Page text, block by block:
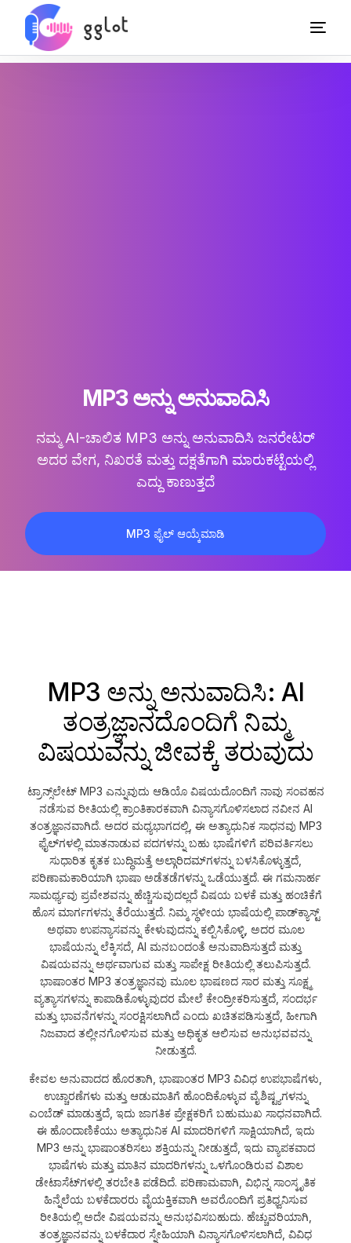
MP3 ಅನ್ನು ಅನುವಾದಿಸಿ
ನಮ್ಮ AI-ಚಾಲಿತ MP3 ಅನ್ನು ಅನುವಾದಿಸಿ ಜನರೇಟರ್
ಅದರ ವೇಗ, ನಿಖರತೆ ಮತ್ತು ದಕ್ಷತೆಗಾಗಿ ಮಾರುಕಟ್ಟೆಯಲ್ಲಿ
ಎದ್ದು ಕಾಣುತ್ತದೆ
MP3 ಫೈಲ್ ಆಯ್ಕೆಮಾಡಿ
MP3 ಅನ್ನು ಅನುವಾದಿಸಿ: AI
ತಂತ್ರಜ್ಞಾನದೊಂದಿಗೆ ನಿಮ್ಮ
ವಿಷಯವನ್ನು ಜೀವಕ್ಕೆ ತರುವುದು
ಟ್ರಾನ್ಸ್‌ಲೇಟ್ MP3 ಎನ್ನುವುದು ಆಡಿಯೊ ವಿಷಯದೊಂದಿಗೆ ನಾವು ಸಂವಹನ
ನಡೆಸುವ ರೀತಿಯಲ್ಲಿ ಕ್ರಾಂತಿಕಾರಕವಾಗಿ ವಿನ್ಯಾಸಗೊಳಿಸಲಾದ ನವೀನ AI
ತಂತ್ರಜ್ಞಾನವಾಗಿದೆ. ಅದರ ಮಧ್ಯಭಾಗದಲ್ಲಿ, ಈ ಅತ್ಯಾಧುನಿಕ ಸಾಧನವು MP3
ಫೈಲ್‌ಗಳಲ್ಲಿ ಮಾತನಾಡುವ ಪದಗಳನ್ನು ಬಹು ಭಾಷೆಗಳಿಗೆ ಪರಿವರ್ತಿಸಲು
ಸುಧಾರಿತ ಕೃತಕ ಬುದ್ಧಿಮತ್ತೆ ಅಲ್ಗಾರಿದಮ್‌ಗಳನ್ನು ಬಳಸಿಕೊಳ್ಳುತ್ತದೆ,
ಪರಿಣಾಮಕಾರಿಯಾಗಿ ಭಾಷಾ ಅಡೆತಡೆಗಳನ್ನು ಒಡೆಯುತ್ತದೆ. ಈ ಗಮನಾರ್ಹ
ಸಾಮರ್ಥ್ಯವು ಪ್ರವೇಶವನ್ನು ಹೆಚ್ಚಿಸುವುದಲ್ಲದೆ ವಿಷಯ ಬಳಕೆ ಮತ್ತು ಹಂಚಿಕೆಗೆ
ಹೊಸ ಮಾರ್ಗಗಳನ್ನು ತೆರೆಯುತ್ತದೆ. ನಿಮ್ಮ ಸ್ಥಳೀಯ ಭಾಷೆಯಲ್ಲಿ ಪಾಡ್‌ಕ್ಯಾಸ್ಟ್
ಅಥವಾ ಉಪನ್ಯಾಸವನ್ನು ಕೇಳುವುದನ್ನು ಕಲ್ಪಿಸಿಕೊಳ್ಳಿ, ಅದರ ಮೂಲ
ಭಾಷೆಯನ್ನು ಲೆಕ್ಕಿಸದೆ, AI ಮನಬಂದಂತೆ ಅನುವಾದಿಸುತ್ತದೆ ಮತ್ತು
ವಿಷಯವನ್ನು ಅರ್ಥವಾಗುವ ಮತ್ತು ಸಾಪೇಕ್ಷ ರೀತಿಯಲ್ಲಿ ತಲುಪಿಸುತ್ತದೆ.
ಭಾಷಾಂತರ MP3 ತಂತ್ರಜ್ಞಾನವು ಮೂಲ ಭಾಷಣದ ಸಾರ ಮತ್ತು ಸೂಕ್ಷ್ಮ
ವ್ಯತ್ಯಾಸಗಳನ್ನು ಕಾಪಾಡಿಕೊಳ್ಳುವುದರ ಮೇಲೆ ಕೇಂದ್ರೀಕರಿಸುತ್ತದೆ, ಸಂದರ್ಭ
ಮತ್ತು ಭಾವನೆಗಳನ್ನು ಸಂರಕ್ಷಿಸಲಾಗಿದೆ ಎಂದು ಖಚಿತಪಡಿಸುತ್ತದೆ, ಹೀಗಾಗಿ
ನಿಜವಾದ ತಲ್ಲೀನಗೊಳಿಸುವ ಮತ್ತು ಅಧಿಕೃತ ಆಲಿಸುವ ಅನುಭವವನ್ನು
ನೀಡುತ್ತದೆ.
ಕೇವಲ ಅನುವಾದದ ಹೊರತಾಗಿ, ಭಾಷಾಂತರ MP3 ವಿವಿಧ ಉಪಭಾಷೆಗಳು,
ಉಚ್ಚಾರಣೆಗಳು ಮತ್ತು ಆಡುಮಾತಿಗೆ ಹೊಂದಿಕೊಳ್ಳುವ ವೈಶಿಷ್ಟ್ಯಗಳನ್ನು
ಎಂಬೆಡ್ ಮಾಡುತ್ತದೆ, ಇದು ಜಾಗತಿಕ ಪ್ರೇಕ್ಷಕರಿಗೆ ಬಹುಮುಖ ಸಾಧನವಾಗಿದೆ.
ಈ ಹೊಂದಾಣಿಕೆಯು ಅತ್ಯಾಧುನಿಕ AI ಮಾದರಿಗಳಿಗೆ ಸಾಕ್ಷಿಯಾಗಿದೆ, ಇದು
MP3 ಅನ್ನು ಭಾಷಾಂತರಿಸಲು ಶಕ್ತಿಯನ್ನು ನೀಡುತ್ತದೆ, ಇದು ವ್ಯಾಪಕವಾದ
ಭಾಷೆಗಳು ಮತ್ತು ಮಾತಿನ ಮಾದರಿಗಳನ್ನು ಒಳಗೊಂಡಿರುವ ವಿಶಾಲ
ಡೇಟಾಸೆಟ್‌ಗಳಲ್ಲಿ ತರಬೇತಿ ಪಡೆದಿದೆ. ಪರಿಣಾಮವಾಗಿ, ವಿಭಿನ್ನ ಸಾಂಸ್ಕೃತಿಕ
ಹಿನ್ನೆಲೆಯ ಬಳಕೆದಾರರು ವೈಯಕ್ತಿಕವಾಗಿ ಅವರೊಂದಿಗೆ ಪ್ರತಿಧ್ವನಿಸುವ
ರೀತಿಯಲ್ಲಿ ಅದೇ ವಿಷಯವನ್ನು ಅನುಭವಿಸಬಹುದು. ಹೆಚ್ಚುವರಿಯಾಗಿ,
ತಂತ್ರಜ್ಞಾನವನ್ನು ಬಳಕೆದಾರ ಸ್ನೇಹಿಯಾಗಿ ವಿನ್ಯಾಸಗೊಳಿಸಲಾಗಿದೆ, ವಿವಿಧ